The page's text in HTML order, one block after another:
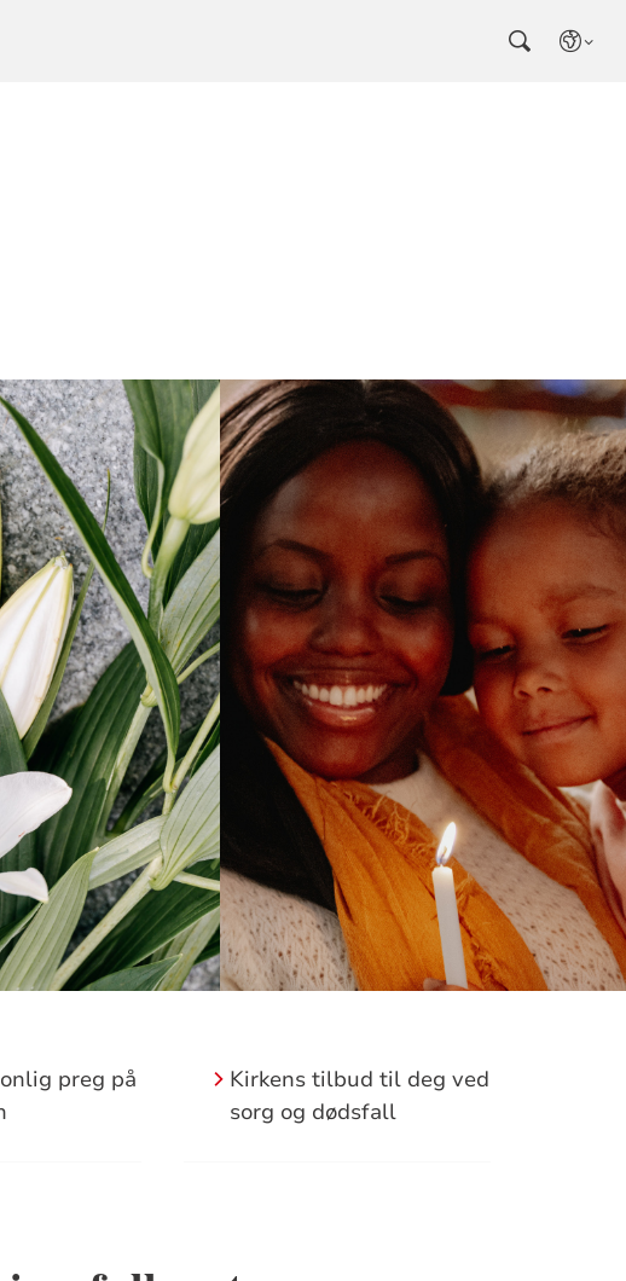
preg på
Kirkens tilbud til deg ved
sorg og dødsfall